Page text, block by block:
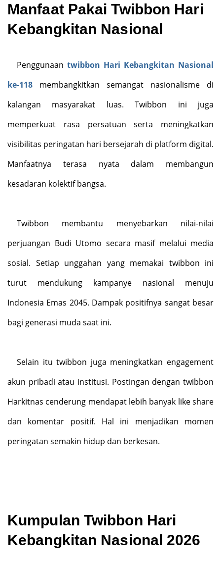
Manfaat Pakai Twibbon Hari
Kebangkitan Nasional
Penggunaan twibbon Hari Kebangkitan Nasional
ke-118
membangkitkan semangat nasionalisme di
kalangan masyarakat luas. Twibbon ini juga
memperkuat rasa persatuan serta meningkatkan
visibilitas peringatan hari bersejarah di platform digital.
Manfaatnya terasa nyata dalam membangun
kesadaran kolektif bangsa.
Twibbon membantu menyebarkan nilai-nilai
perjuangan Budi Utomo secara masif melalui media
sosial. Setiap unggahan yang memakai twibbon ini
turut mendukung kampanye nasional menuju
Indonesia Emas 2045. Dampak positifnya sangat besar
bagi generasi muda saat ini.
Selain itu twibbon juga meningkatkan engagement
akun pribadi atau institusi. Postingan dengan twibbon
Harkitnas cenderung mendapat lebih banyak like share
dan komentar positif. Hal ini menjadikan momen
peringatan semakin hidup dan berkesan.
Kumpulan Twibbon Hari
Kebangkitan Nasional 2026